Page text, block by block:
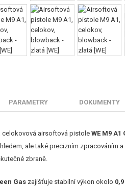
PARAMETRY DOKUMENTY
celokovová airsoftová pistoleWE M9 A1
ale také precizním zpracováním
zbraně.
Gas zajišťuje stabilní výkon okolo